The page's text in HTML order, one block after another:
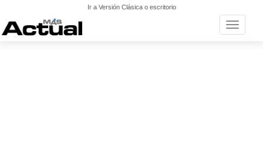
Ir a Versión Clásica o escritorio
Toggle